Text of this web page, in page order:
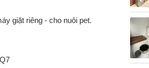
giặt riêng - cho nuôi pet.